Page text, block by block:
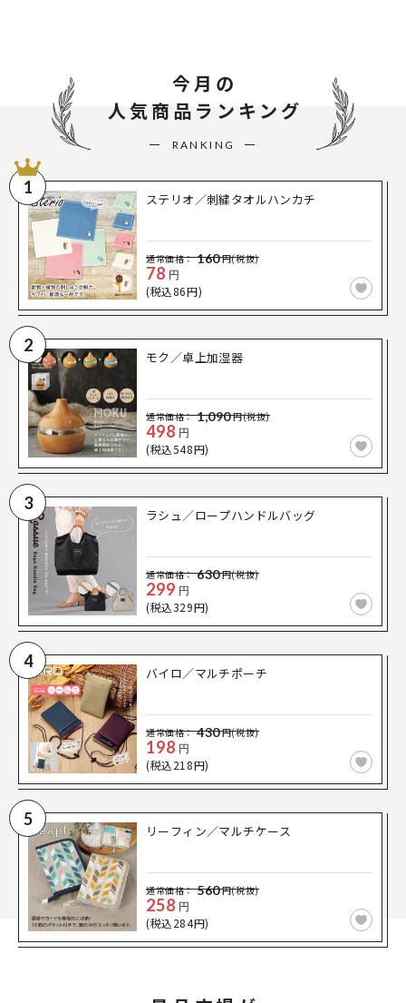
今月の
人気商品ランキング
RANKING
1
ステリオ／刺繍タオルハンカチ
通常価格： 160円(税抜)
78 円
(税込86円)
2
モク／卓上加湿器
通常価格： 1,090円(税抜)
498 円
(税込548円)
3
ラシュ／ロープハンドルバッグ
通常価格： 630円(税抜)
299 円
(税込329円)
4
バイロ／マルチポーチ
通常価格： 430円(税抜)
198 円
(税込218円)
5
リーフィン／マルチケース
通常価格： 560円(税抜)
258 円
(税込284円)